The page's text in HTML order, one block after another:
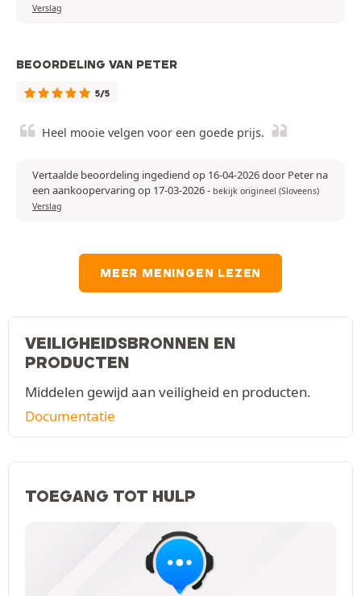
Verslag
BEOORDELING VAN PETER
5/5
Heel mooie velgen voor een goede prijs.
Vertaalde beoordeling ingediend op 16-04-2026 door Peter na
een aankoopervaring op 17-03-2026- bekijk origineel (Sloveens)
Verslag
MEER MENINGEN LEZEN
VEILIGHEIDSBRONNEN EN
PRODUCTEN
Middelen gewijd aan veiligheid en producten.
Documentatie
TOEGANG TOT HULP